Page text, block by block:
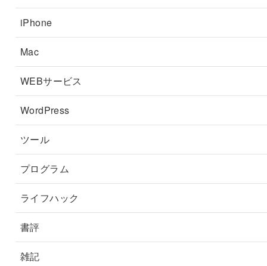
iPhone
Mac
WEBサービス
WordPress
ツール
プログラム
ライフハック
書評
雑記